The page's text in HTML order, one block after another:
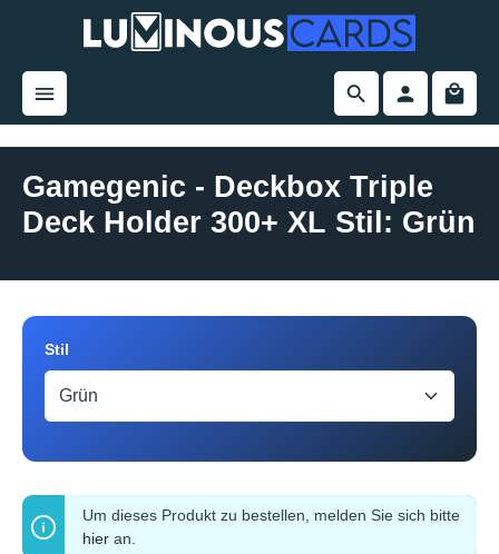
springen
Gamegenic - Deckbox Triple
Deck Holder 300+ XL Stil: Grün
Stil
Um dieses Produkt zu bestellen, melden Sie sich bitte
hier an.